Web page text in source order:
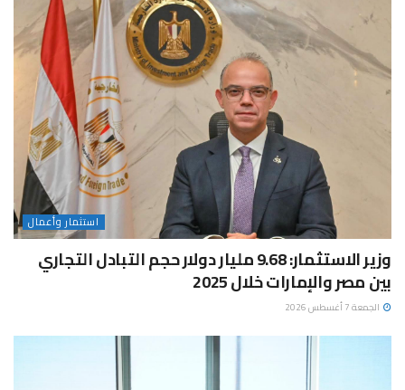
استثمار وأعمال
وزير الاستثمار: 9.68 مليار دولار حجم التبادل التجاري
بين مصر والإمارات خلال 2025
الجمعة 7 أغسطس 2026